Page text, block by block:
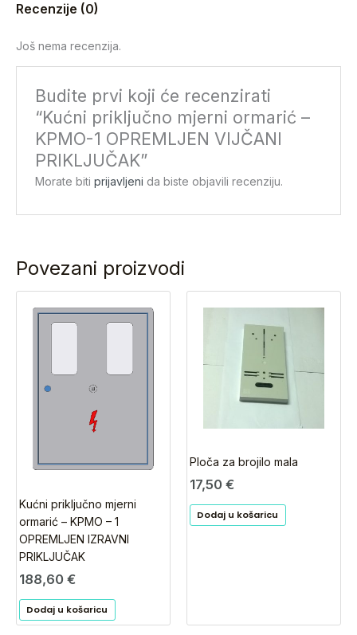
Recenzije (0)
Još nema recenzija.
Budite prvi koji će recenzirati
“Kućni priključno mjerni ormarić –
KPMO-1 OPREMLJEN VIJČANI
PRIKLJUČAK”
Morate bitiprijavljeni da biste objavili recenziju.
Povezani proizvodi
Kućni priključno mjerni
ormarić – KPMO – 1
OPREMLJEN IZRAVNI
PRIKLJUČAK
188,60 €
Dodaj u košaricu
Ploča za brojilo mala
17,50 €
Dodaj u košaricu